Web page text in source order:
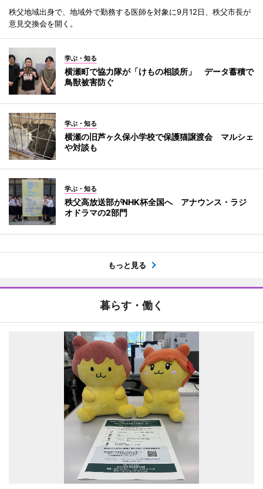
秩父地域出身で、地域外で勤務する医師を対象に9月12日、秩父市長が
意見交換会を開く。
学ぶ・知る
横瀬町で協力隊が「けもの相談所」 データ蓄積で
鳥獣被害防ぐ
学ぶ・知る
横瀬の旧芦ヶ久保小学校で保護猫譲渡会 マルシェ
や対談も
学ぶ・知る
秩父高放送部がNHK杯全国へ アナウンス・ラジ
オドラマの2部門
もっと見る
暮らす・働く